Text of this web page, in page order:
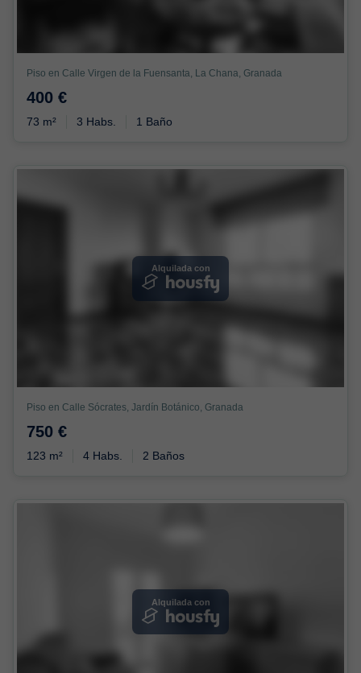
Piso en Calle Virgen de la Fuensanta, La Chana, Granada
400 €
73 m² 3 Habs. 1 Baño
Alquilada con
Piso en Calle Sócrates, Jardín Botánico, Granada
750 €
123 m² 4 Habs. 2 Baños
Alquilada con